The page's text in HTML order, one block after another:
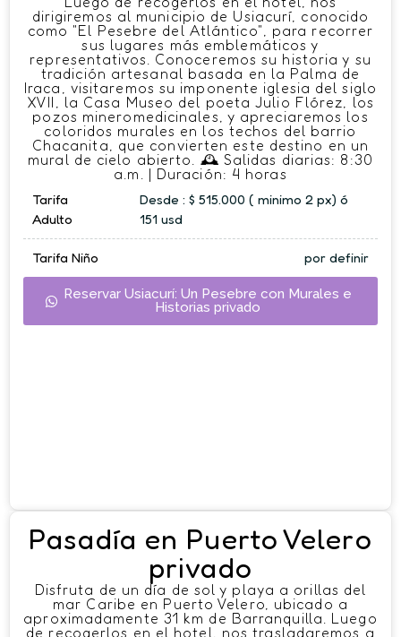
dirigiremos al municipio de Usiacurí, conocido
como "El Pesebre del Atlántico", para recorrer
sus lugares más emblemáticos y
representativos. Conoceremos su historia y su
tradición artesanal basada en la Palma de
Iraca, visitaremos su imponente iglesia del siglo
XVII, la Casa Museo del poeta Julio Flórez, los
pozos mineromedicinales, y apreciaremos los
coloridos murales en los techos del barrio
Chacanita, que convierten este destino en un
mural de cielo abierto. 🕰 Salidas diarias: 8:30
a.m. | Duración: 4 horas
Tarifa
Adulto
Desde : $ 515.000 ( minimo 2 px) ó
151 usd
Tarifa Niño por definir
Reservar Usiacurí: Un Pesebre con Murales e
Historias privado
Pasadía en Puerto Velero
privado
Disfruta de un día de sol y playa a orillas del
mar Caribe en Puerto Velero, ubicado a
aproximadamente 31 km de Barranquilla. Luego
de recogerlos en el hotel, nos trasladaremos a